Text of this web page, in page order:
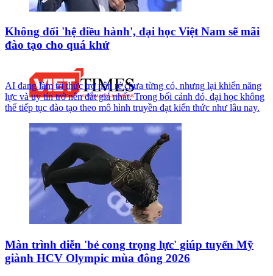
Không đổi 'hệ điều hành', đại học Việt Nam sẽ mãi
đào tạo cho quá khứ
AI đang làm tri thức trở nên rẻ chưa từng có, nhưng lại khiến năng
lực và uy tín trở nên đắt giá nhất. Trong bối cảnh đó, đại học không
thể tiếp tục đào tạo theo mô hình truyền đạt kiến thức như lâu nay.
Màn trình diễn 'bẻ cong trọng lực' giúp tuyển Mỹ
giành HCV Olympic mùa đông 2026